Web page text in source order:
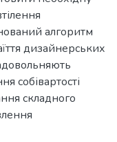
алгоритм
дизайнерських
собівартості
складного